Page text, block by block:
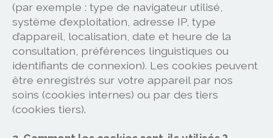
(par exemple : type de navigateur utilisé,
système d’exploitation, adresse IP, type
d’appareil, localisation, date et heure de la
consultation, préférences linguistiques ou
identifiants de connexion). Les cookies peuvent
être enregistrés sur votre appareil par nos
soins (cookies internes) ou par des tiers
(cookies tiers).